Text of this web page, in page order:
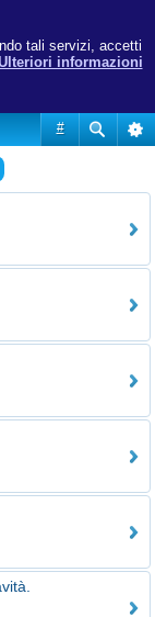
tali servizi, accetti
informazioni
#